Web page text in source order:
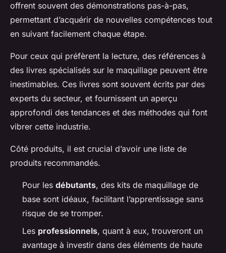
offrent souvent des démonstrations pas-à-pas,
permettant d’acquérir de nouvelles compétences tout
en suivant facilement chaque étape.
Pour ceux qui préfèrent la lecture, des références à
des livres spécialisés sur le maquillage peuvent être
inestimables. Ces livres sont souvent écrits par des
experts du secteur, et fournissent un aperçu
approfondi des tendances et des méthodes qui font
vibrer cette industrie.
Côté produits, il est crucial d’avoir une liste de
produits recommandés.
Pour les débutants, des kits de maquillage de
base sont idéaux, facilitant l’apprentissage sans
risque de se tromper.
Les professionnels, quant à eux, trouveront un
avantage à investir dans des éléments de haute